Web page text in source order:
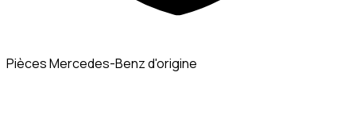
Pièces Mercedes-Benz d'origine